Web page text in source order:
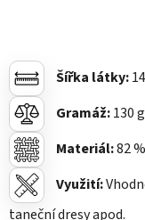
Šířka látky:
Gramáž:130
Materiál:82
Využití:
taneční dresy apod.